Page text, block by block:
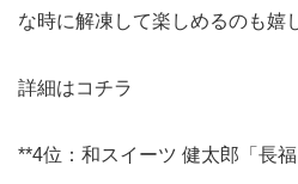
な時に解凍して楽しめるのも嬉
詳細はコチラ
**4位：和スイーツ 健太郎「長